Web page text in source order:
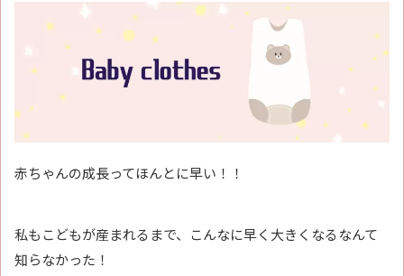
赤ちゃんの成長ってほんとに早い！！
私もこどもが産まれるまで、こんなに早く大きくなるなんて
知らなかった！